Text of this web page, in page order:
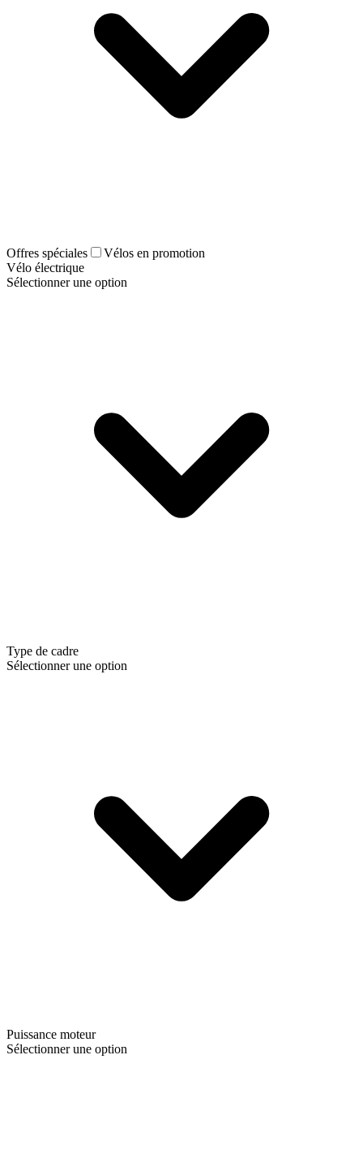
Offres spéciales
Vélos en promotion
Vélo électrique
Sélectionner une option
Type de cadre
Sélectionner une option
Puissance moteur
Sélectionner une option